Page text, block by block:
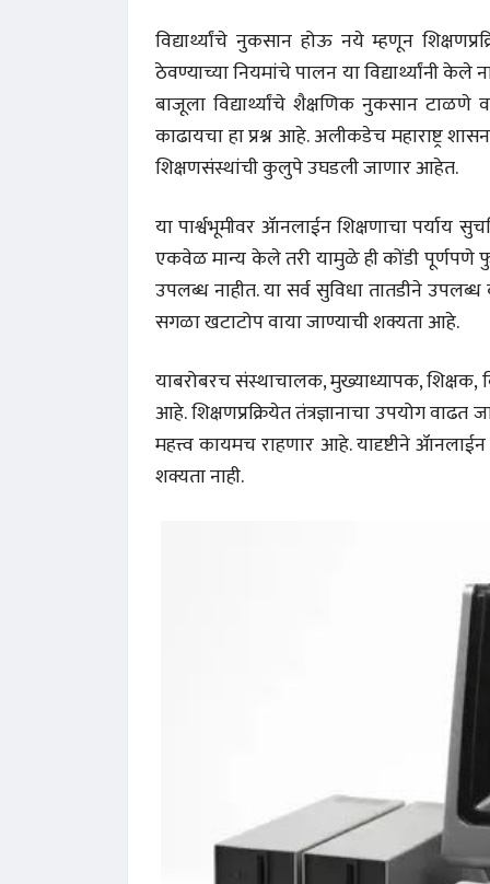
विद्यार्थ्यांचे नुकसान होऊ नये म्हणून
ठेवण्याच्या नियमांचे पालन या विद्यार्थ्यांनी
बाजूला विद्यार्थ्यांचे शैक्षणिक नुकसान टाळणे
काढायचा हा प्रश्न आहे. अलीकडेच महाराष्ट्र
शिक्षणसंस्थांची कुलुपे उघडली जाणार आहेत.
या पार्श्वभूमीवर ॲानलाईन शिक्षणाचा पर्याय
एकवेळ मान्य केले तरी यामुळे ही कोंडी पूर्णपणे
उपलब्ध नाहीत. या सर्व सुविधा तातडीने
सगळा खटाटोप वाया जाण्याची शक्यता आहे.
याबरोबरच संस्थाचालक, मुख्याध्यापक, शिक्षक,
आहे. शिक्षणप्रक्रियेत तंत्रज्ञानाचा उपयोग
महत्त्व कायमच राहणार आहे. यादृष्टीने
शक्यता नाही.